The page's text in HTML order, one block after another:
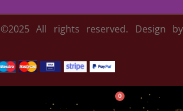
Λογαριασμός
0
All rights reserved. Design by